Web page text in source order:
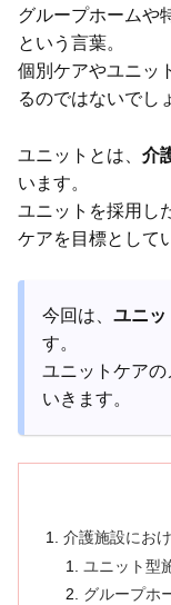
グループホームや
という言葉。
個別ケアやユニッ
るのではないでし
ユニットとは、 介
います。
ユニットを採用し
ケアを目標として
今回は、 ユニッ
す。
ユニットケア
いきます。
介護施設にお
ユニット型
グループホ